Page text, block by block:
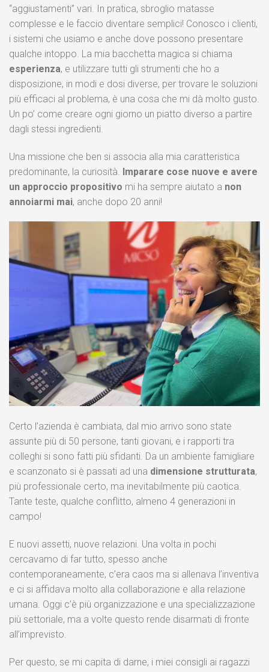
“aggiustamenti” vari. In pratica, sbroglio matasse
complesse e le faccio diventare semplici! Conosco i clienti,
i sistemi che usiamo e anche dove possono presentare
qualche intoppo. La mia bacchetta magica si chiama
esperienza, e utilizzare tutti gli strumenti che ho a
disposizione, in modi e dosi diverse, per trovare le soluzioni
più efficaci al problema, è una cosa che mi dà molto gusto.
Un po’ come creare ogni giorno un piatto diverso a partire
dagli stessi ingredienti.
Una missione che ben si associa alla mia caratteristica
predominante, la curiosità. Imparare cose nuove e avere
un approccio propositivo mi ha sempre aiutato a non
annoiarmi mai, anche dopo 20 anni!
Certo l’azienda è cambiata, dal mio arrivo sono state
assunte più di 50 persone, tanti giovani, e i rapporti tra
colleghi si sono fatti più sfidanti. Da un ambiente famigliare
e scanzonato si è passati ad una dimensione strutturata,
più professionale certo, ma inevitabilmente più caotica.
Tante teste, qualche conflitto, almeno 4 generazioni in
campo!
E nuovi assetti, nuove relazioni. Una volta in pochi
cercavamo di far tutto, spesso anche
contemporaneamente, c’era caos ma si allenava l’inventiva
e ci si affidava molto alla collaborazione e alla relazione
umana. Oggi c’è più organizzazione e una specializzazione
più settoriale, ma a volte questo rende disarmati di fronte
all’imprevisto.
Per questo, se mi capita di darne, i miei consigli ai ragazzi